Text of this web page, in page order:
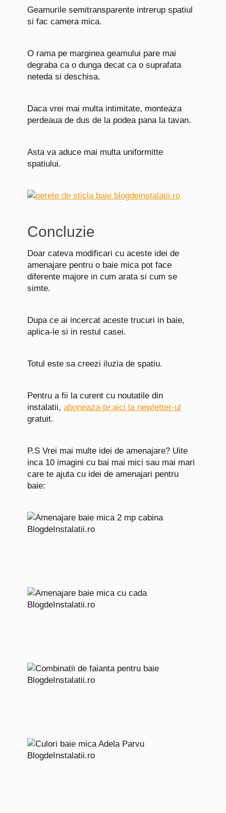
Geamurile semitransparente intrerup spatiul
si fac camera mica.
O rama pe marginea geamului pare mai
degraba ca o dunga decat ca o suprafata
neteda si deschisa.
Daca vrei mai multa intimitate, monteaza
perdeaua de dus de la podea pana la tavan.
Asta va aduce mai multa uniformitte
spatiului.
Concluzie
Doar cateva modificari cu aceste idei de
amenajare pentru o baie mica pot face
diferente majore in cum arata si cum se
simte.
Dupa ce ai incercat aceste trucuri in baie,
aplica-le si in restul casei.
Totul este sa creezi iluzia de spatiu.
Pentru a fii la curent cu noutatile din
instalatii, aboneaza-te aici la newletter-ul
gratuit.
P.S Vrei mai multe idei de amenajare? Uite
inca 10 imagini cu bai mai mici sau mai mari
care te ajuta cu idei de amenajari pentru
baie: